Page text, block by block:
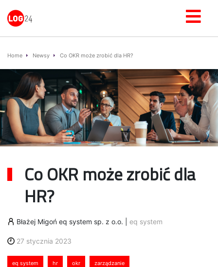
Home Newsy Co OKR może zrobić dla HR?
Co OKR może zrobić dla
HR?
Błażej Migoń eq system sp. z o.o. eq system
27 stycznia 2023
eq system hr okr zarządzanie